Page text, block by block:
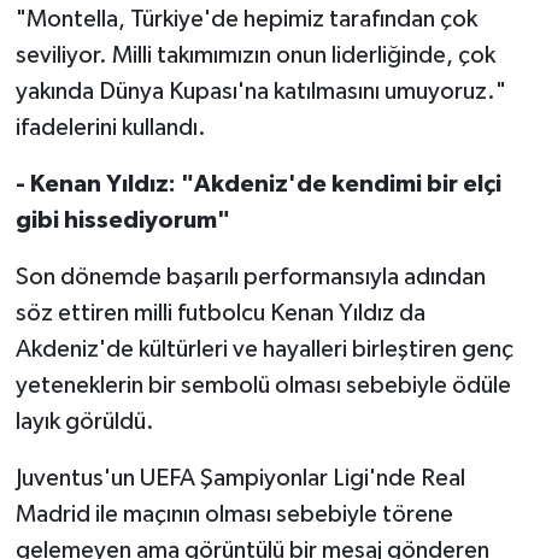
"Montella, Türkiye'de hepimiz tarafından çok
seviliyor. Milli takımımızın onun liderliğinde, çok
yakında Dünya Kupası'na katılmasını umuyoruz."
ifadelerini kullandı.
- Kenan Yıldız: "Akdeniz'de kendimi bir elçi
gibi hissediyorum"
Son dönemde başarılı performansıyla adından
söz ettiren milli futbolcu Kenan Yıldız da
Akdeniz'de kültürleri ve hayalleri birleştiren genç
yeteneklerin bir sembolü olması sebebiyle ödüle
layık görüldü.
Juventus'un UEFA Şampiyonlar Ligi'nde Real
Madrid ile maçının olması sebebiyle törene
gelemeyen ama görüntülü bir mesaj gönderen